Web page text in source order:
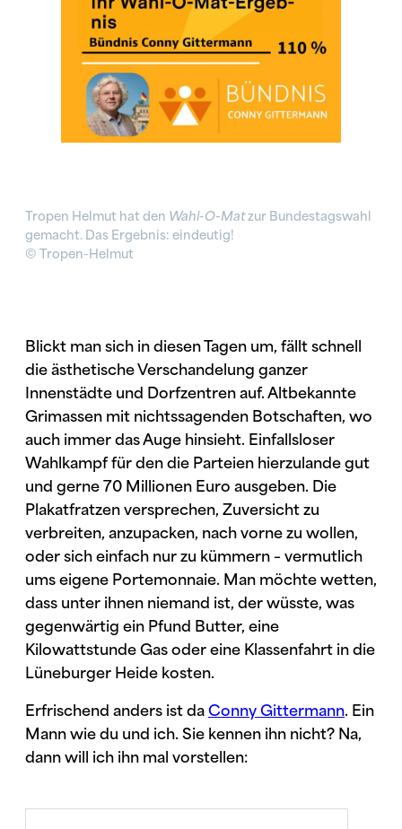
Tropen Helmut hat den Wahl-O-Matzur Bundestagswahl
gemacht. Das Ergebnis: eindeutig!
© Tropen-Helmut
Blickt man sich in diesen Tagen um, fällt schnell
die ästhetische Verschandelung ganzer
Innenstädte und Dorfzentren auf. Altbekannte
Grimassen mit nichtssagenden Botschaften, wo
auch immer das Auge hinsieht. Einfallsloser
Wahlkampf für den die Parteien hierzulande gut
und gerne 70 Millionen Euro ausgeben. Die
Plakatfratzen versprechen, Zuversicht zu
verbreiten, anzupacken, nach vorne zu wollen,
oder sich einfach nur zu kümmern – vermutlich
ums eigene Portemonnaie. Man möchte wetten,
dass unter ihnen niemand ist, der wüsste, was
gegenwärtig ein Pfund Butter, eine
Kilowattstunde Gas oder eine Klassenfahrt in die
Lüneburger Heide kosten.
Erfrischend anders ist da Conny Gittermann. Ein
Mann wie du und ich. Sie kennen ihn nicht? Na,
dann will ich ihn mal vorstellen: